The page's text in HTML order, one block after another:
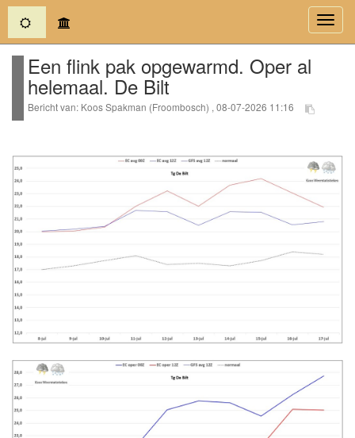
(current)
Een flink pak opgewarmd. Oper al
helemaal. De Bilt
Bericht van: Koos Spakman (Froombosch) , 08-07-2026 11:16